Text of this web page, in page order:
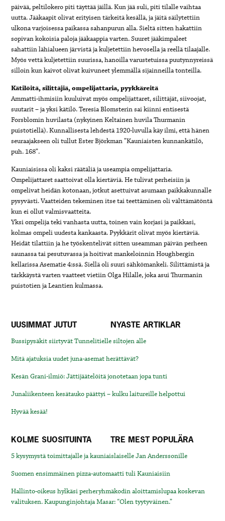
päivää, peltilokero piti täyttää jäillä. Kun jää suli, piti tilalle vaihtaa
uutta. Jääkaapit olivat erityisen tärkeitä kesällä, ja jäitä säilytettiin
ulkona varjoisessa paikassa sahanpurun alla. Sieltä sitten hakattiin
sopivan kokoisia paloja jääkaappia varten. Suuret jääkimpaleet
sahattiin lähialueen järvistä ja kuljetettiin hevosella ja reellä tilaajalle.
Myös vettä kuljetettiin suurissa, hanoilla varustetuissa puutynnyreissä
silloin kun kaivot olivat kuivuneet ylemmällä sijainneilla tonteilla.
Kätilöitä, silittäjiä, ompelijattaria, pyykkäreitä
Ammatti-ihmisiin kuuluivat myös ompelijattaret, silittäjät, siivoojat,
suutarit – ja yksi kätilö. Teresia Blomsterin sai kiinni entisestä
Forsblomin huvilasta (nykyinen Keltainen huvila Thurmanin
puistotiellä). Kunnallisesta lehdestä 1920-luvulla käy ilmi, että hänen
seuraajakseen oli tullut Ester Björkman ”Kauniaisten kunnankätilö,
puh. 168”.
Kauniaisissa oli kaksi räätäliä ja useampia ompelijattaria.
Ompelijattaret saattoivat olla kiertäviä. He tulivat perheisiin ja
ompelivat heidän kotonaan, jotkut asettuivat asumaan paikkakunnalle
pysyvästi. Vaatteiden tekeminen itse tai teettäminen oli välttämätöntä
kun ei ollut valmisvaatteita.
Yksi ompelija teki vanhasta uutta, toinen vain korjasi ja paikkasi,
kolmas ompeli uudesta kankaasta. Pyykkärit olivat myös kiertäviä.
Heidät tilattiin ja he työskentelivät sitten useamman päivän perheen
saunassa tai pesutuvassa ja hoitivat mankeloinnin Houghbergin
kellarissa Asematie 4:ssä. Siellä oli suuri sähkömankeli. Silittämistä ja
tärkkäystä varten vaatteet vietiin Olga Hilalle, joka asui Thurmanin
puistotien ja Leantien kulmassa.
UUSIMMAT JUTUT NYASTE ARTIKLAR
Bussipysäkit siirtyvät Tunnelitielle siltojen alle
Mitä ajatuksia uudet juna-asemat herättävät?
Kesän Grani-ilmiö: Jättijäätelöitä jonotetaan jopa tunti
Junaliikenteen kesätauko päättyi – kulku laitureille helpottui
Hyvää kesää!
KOLME SUOSITUINTA TRE MEST POPULÄRA
5 kysymystä toimittajalle ja kauniaislaiselle Jan Anderssonille
Suomen ensimmäinen pizza-automaatti tuli Kauniaisiin
Hallinto-oikeus hylkäsi perheryhmäkodin aloittamislupaa koskevan
valituksen. Kaupunginjohtaja Masar: “Olen tyytyväinen.”